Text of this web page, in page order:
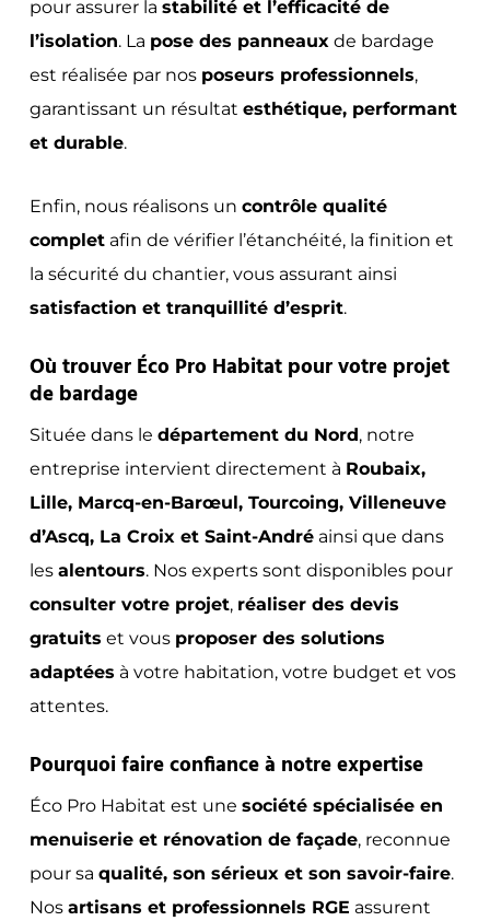
pour assurer la stabilité et l’efficacité de
l’isolation. La pose des panneauxde bardage
est réalisée par nos poseurs professionnels,
garantissant un résultat esthétique, performant
et durable.
Enfin, nous réalisons un contrôle qualité
completafin de vérifier l’étanchéité, la finition et
la sécurité du chantier, vous assurant ainsi
satisfaction et tranquillité d’esprit.
Où trouver Éco Pro Habitat pour votre projet
de bardage
Située dans le département du Nord, notre
entreprise intervient directement à Roubaix,
Lille, Marcq-en-Barœul, Tourcoing, Villeneuve
d’Ascq, La Croix et Saint-Andréainsi que dans
les alentours. Nos experts sont disponibles pour
consulter votre projet, réaliser des devis
gratuits et vous proposer des solutions
adaptées à votre habitation, votre budget et vos
attentes.
Pourquoi faire confiance à notre expertise
Éco Pro Habitat est une société spécialisée en
menuiserie et rénovation de façade, reconnue
pour sa qualité, son sérieux et son savoir-faire.
Nos artisans et professionnels RGE assurent